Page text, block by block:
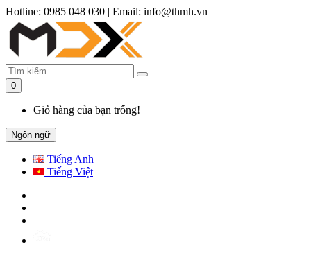
Hotline: 0985 048 030 | Email: info@thmh.vn
0
Giỏ hàng của bạn trống!
Ngôn ngữ
Tiếng Anh
Tiếng Việt